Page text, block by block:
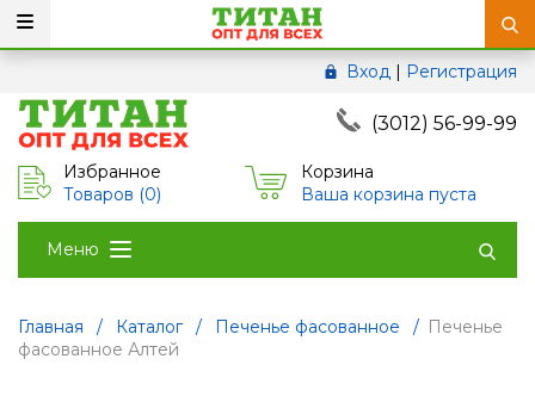
Вход | Регистрация
(3012) 56-99-99
Избранное
Товаров (0)
Корзина
Ваша корзина пуста
Меню
Главная / Каталог / Печенье фасованное / Печенье
фасованное Алтей